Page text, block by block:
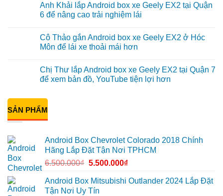
lắp
Android
Box
EX2
tại
Quận
xem
Youtube
bình
luận
ở
lắp
Android
box
EX2
tại
Quận
xem
YouTube
và
Anh Khải lắp Android box xe Geely EX2 tại Quận
6 để nâng cao trải nghiệm lái
bình
luận
ở
lắp
Android
box
EX2
tại
Quận
6
cao
trải
nghiệm
Cô Thảo gắn Android box xe Geely EX2 ở Hóc
Môn để lái xe thoải mái hơn
bình
luận
ở
gắn
Android
box
xe
Hóc
Môn
lái
xe
thoải
mái
Chị Thư lắp Android box xe Geely EX2 tại Quận 7
để xem bản đồ, YouTube tiện lợi hơn
bình
luận
ở
Chị
Android
box
Geely
EX2
tại
Quận
SẢN PHẨM
Android Box Chevrolet Colorado 2018 Chính
Hãng Lắp Đặt Tận Nơi TPHCM
6.500.000₫ 5.500.000₫
Android Box Mitsubishi Outlander 2024 Lắp Đặt
Tận Nơi Uy Tín